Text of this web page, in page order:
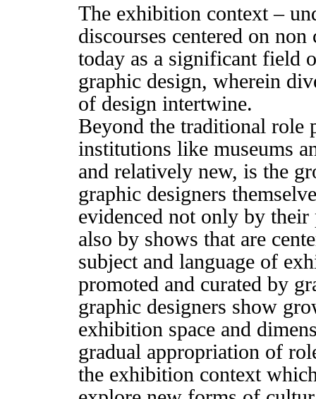
The exhibition context –
discourses centered on
today as a significant field
graphic design, wherein
of design intertwine.
Beyond the traditional role
institutions like museums
and relatively new, is the
graphic designers
evidenced not only by
also by shows that are
subject and language of
promoted and curated by
graphic designers show
exhibition space and
gradual appropriation of
the exhibition context